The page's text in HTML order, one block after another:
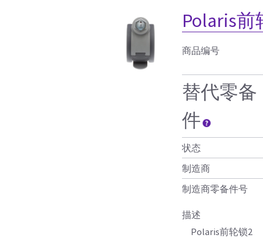
Polaris前
商品编号
替代零备
件
状态
制造商
制造商零备件号
描述
Polaris前轮锁2